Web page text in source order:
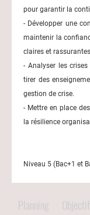
pour garantir la
- Développer une
maintenir la
claires et
- Analyser les
tirer des
gestion de crise.
- Mettre en place
la résilience
Niveau 5 (Bac+1 et
Planning